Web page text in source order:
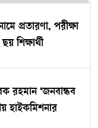
প্রতারণা, পরীক্ষা
শিক্ষার্থী
রহমান ‘জনবান্ধব
হাইকমিশনার